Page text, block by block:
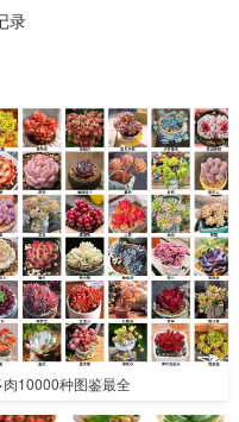
录
肉10000种图鉴最全